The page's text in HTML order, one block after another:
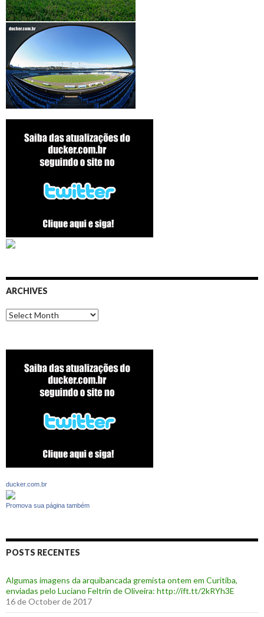
ARCHIVES
Archives
ducker.com.br
Promova sua página também
POSTS RECENTES
Algumas imagens da arquibancada gremista ontem em Curitiba,
enviadas pelo Luciano Feltrin de Oliveira: http://ift.tt/2kRYh3E
16 de October de 2017